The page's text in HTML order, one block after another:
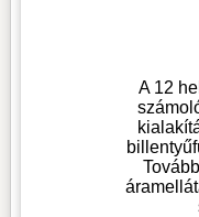
A 12